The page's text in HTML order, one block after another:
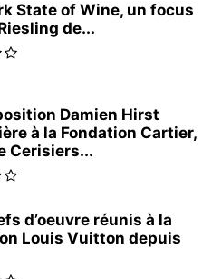
State of Wine, un focus
de...
Damien Hirst
à la Fondation Cartier,
Cerisiers...
d’oeuvre réunis à la
Louis Vuitton depuis